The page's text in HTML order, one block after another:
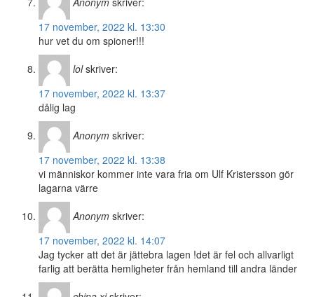
17 november, 2022 kl. 13:30
hur vet du om spioner!!!
lol skriver:
17 november, 2022 kl. 13:37
dålig lag
Anonym skriver:
17 november, 2022 kl. 13:38
vi människor kommer inte vara fria om Ulf Kristersson gör
lagarna värre
Anonym skriver:
17 november, 2022 kl. 14:07
Jag tycker att det är jättebra lagen !det är fel och allvarligt
farlig att berätta hemligheter från hemland till andra länder